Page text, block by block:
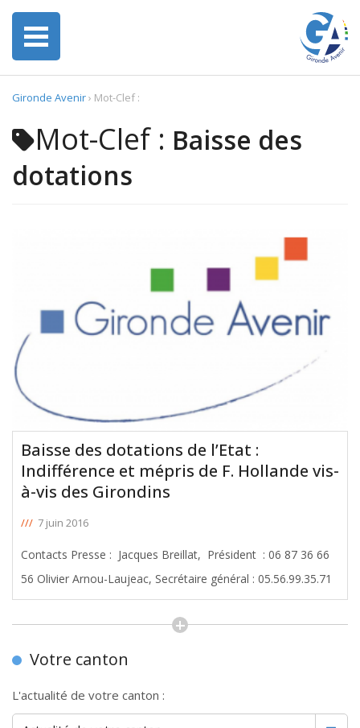
Gironde Avenir› Mot-Clef :
Mot-Clef : Baisse des
dotations
Baisse des dotations de l’Etat :
Indifférence et mépris de F. Hollande vis-
à-vis des Girondins
/// 7 juin 2016
Contacts Presse : Jacques Breillat, Président : 06 87 36 66
56 Olivier Arnou-Laujeac, Secrétaire général : 05.56.99.35.71
Votre canton
L'actualité de votre canton :